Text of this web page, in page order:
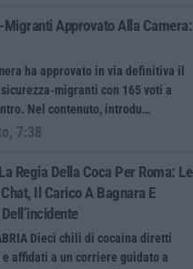
Migranti Approvato Alla Camera:
ha approvato in via definitiva il
migranti con 165 voti a
Nel contenuto, introdu…
7:38
Regia Della Coca Per Roma: Le
Il Carico A Bagnara E
Dieci chili di cocaina diretti
affidati a un corriere guidato a